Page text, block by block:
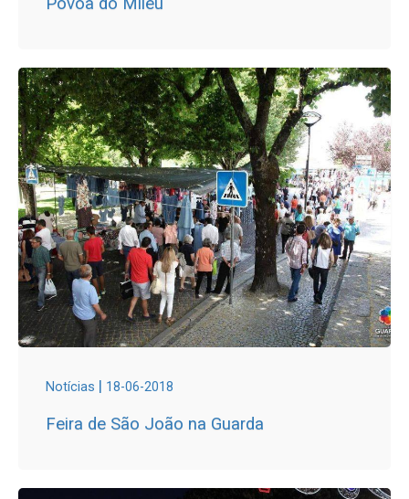
Notícias | 18-06-2018
Feira de São João na Guarda